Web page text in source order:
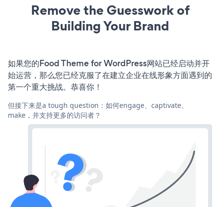
Remove the Guesswork of
Building Your Brand
如果您的Food Theme for WordPress网站已经启动并开
始运营，那么您已经克服了在建立企业在线形象方面遇到的
第一个重大挑战。恭喜你！
但接下来是a tough question：如何engage、captivate、
make，并支持更多的访问者？